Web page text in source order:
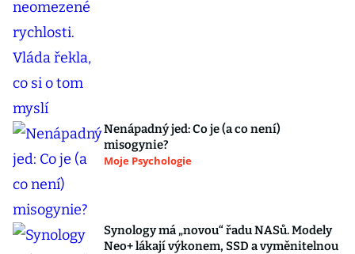
Nenápadný jed: Co je (a co není)
misogynie?
Moje Psychologie
Synology má „novou“ řadu NASů. Modely
Neo+ lákají výkonem, SSD a vyměnitelnou